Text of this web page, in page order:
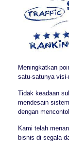
Meningkatkan
satu-satunya
Tidak keadaan
mendesain
dengan
Kami telah
bisnis di segala